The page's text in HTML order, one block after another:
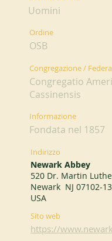
Uomini
Ordine
OSB
Congregazione /
Congregatio
Cassinensis
Informazione
Fondata nel 1857
Indirizzo
Newark Abbey
520 Dr. Martin
Newark NJ 07102-
USA
Sito web
https://